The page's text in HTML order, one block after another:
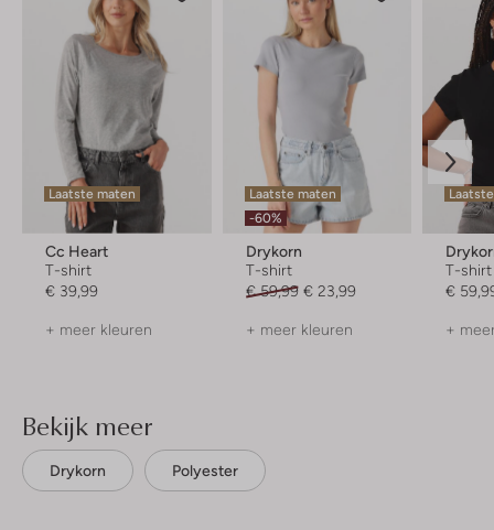
Laatste maten
Cc Heart
T-shirt
€ 39,99
+ meer kleuren
Laatste maten
-60%
Drykorn
T-shirt
€ 59,99 € 23,99
+ meer kleuren
T-shirt
€
+
Bekijk meer
Drykorn Polyester